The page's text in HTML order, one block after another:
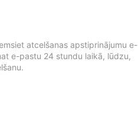
atcelšanas apstiprinājumu e-
e-pastu 24 stundu laikā, lūdzu,